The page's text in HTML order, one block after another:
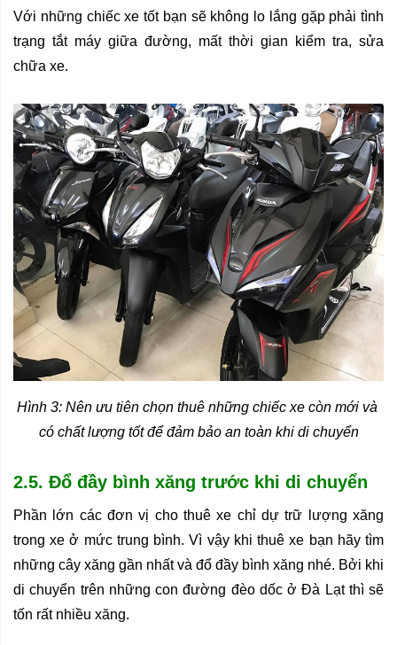
Với những chiếc xe tốt bạn sẽ không lo lắng gặp phải tình
trạng tắt máy giữa đường, mất thời gian kiểm tra, sửa
chữa xe.
Hình 3: Nên ưu tiên chọn thuê những chiếc xe còn mới và
có chất lượng tốt để đảm bảo an toàn khi di chuyển
2.5. Đổ đầy bình xăng trước khi di chuyển
Phần lớn các đơn vị cho thuê xe chỉ dự trữ lượng xăng
trong xe ở mức trung bình. Vì vậy khi thuê xe bạn hãy tìm
những cây xăng gần nhất và đổ đầy bình xăng nhé. Bởi khi
di chuyển trên những con đường đèo dốc ở Đà Lạt thì sẽ
tốn rất nhiều xăng.